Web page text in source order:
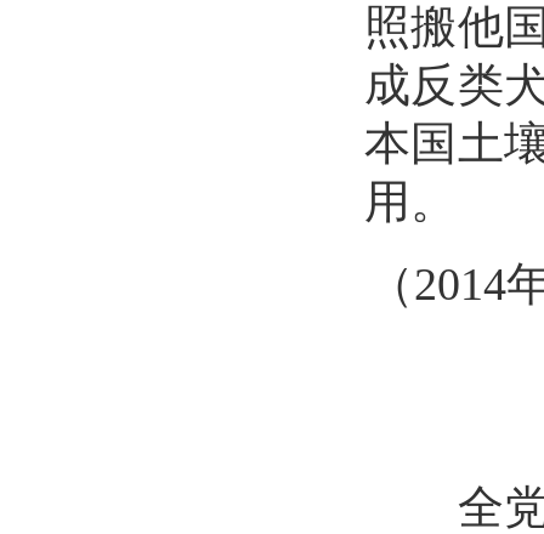
照搬他
成反类
本国土
用。
（2014
全党